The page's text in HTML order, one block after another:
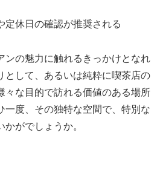
定休日の確認が推奨される
ンの魅力に触れるきっかけとなれ
として、あるいは純粋に喫茶店の
々な目的で訪れる価値のある場所
一度、その独特な空間で、特別な
がでしょうか。